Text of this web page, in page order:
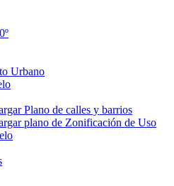
Urbano
Plano de calles y barrios
plano de Zonificación de Uso